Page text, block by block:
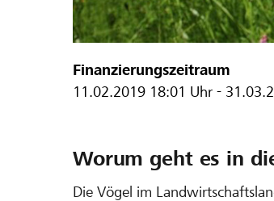
Finanzierungszeitraum
11.02.2019 18:01 Uhr -
Worum geht es in
Die Vögel im